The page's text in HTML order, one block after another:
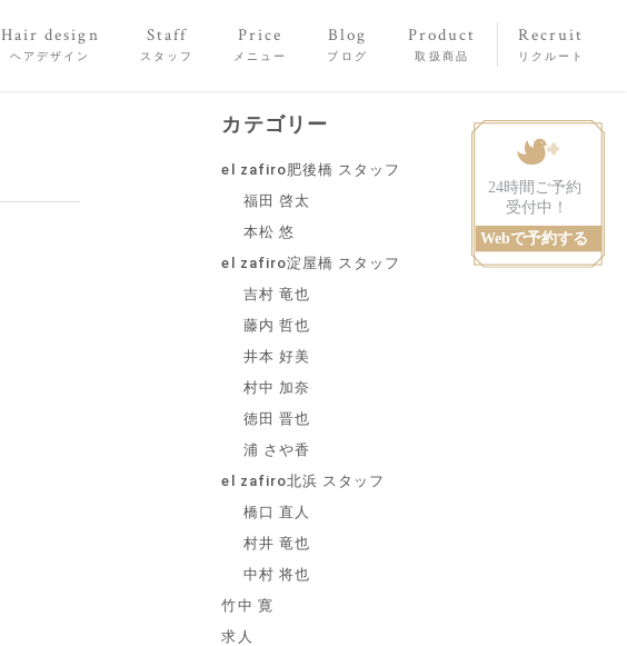
Hair design
ヘアデザイン
Staff
スタッフ
Price
メニュー
Blog
ブログ
Product
取扱商品
Recruit
リクルート
カテゴリー
el zafiro肥後橋 スタッフ
福田 啓太
本松 悠
el zafiro淀屋橋 スタッフ
吉村 竜也
藤内 哲也
井本 好美
村中 加奈
徳田 晋也
浦 さや香
el zafiro北浜 スタッフ
橋口 直人
村井 竜也
中村 将也
竹中 寛
求人